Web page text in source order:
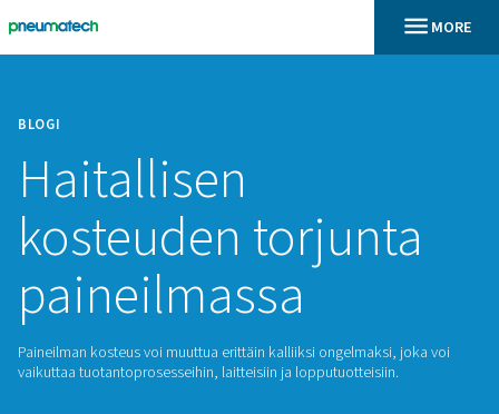
BLOGI
Haitallisen
kosteuden
paineilmassa